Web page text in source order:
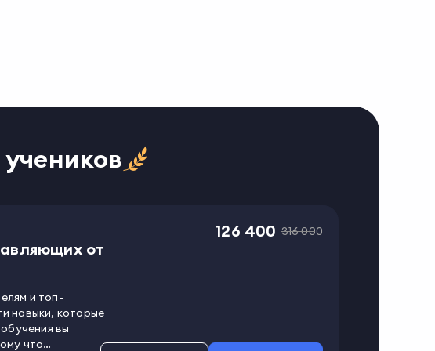
от
и топ-
навыки, которые
вы
что
126 400 316 000